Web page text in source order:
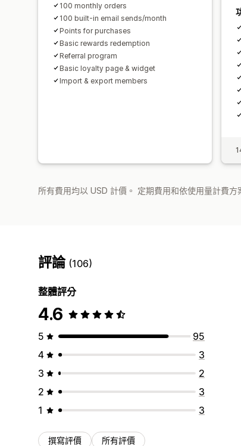
100 monthly orders
100 built-in email sends/month
Points for purchases
Basic rewards redemption
Referral program
Basic loyalty page & widget
Import & export members
所有費用均以 USD 計價。 定期費用和依使用量計費方
評論 (106)
整體評分
4.6
5
95
4
3
3
2
2
3
1
3
撰寫評價 所有評價